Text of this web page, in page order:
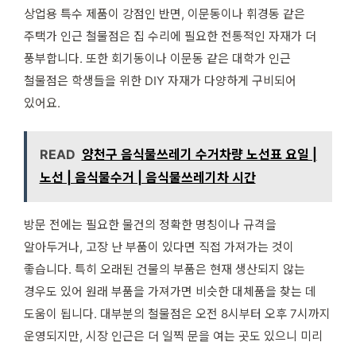
상업용 특수 제품이 강점인 반면, 이문동이나 휘경동 같은
주택가 인근 철물점은 집 수리에 필요한 전통적인 자재가 더
풍부합니다. 또한 회기동이나 이문동 같은 대학가 인근
철물점은 학생들을 위한 DIY 자재가 다양하게 구비되어
있어요.
READ 양천구 음식물쓰레기 수거차량 노선표 요일 |
노선 | 음식물수거 | 음식물쓰레기차 시간
방문 전에는 필요한 물건의 정확한 명칭이나 규격을
알아두거나, 고장 난 부품이 있다면 직접 가져가는 것이
좋습니다. 특히 오래된 건물의 부품은 현재 생산되지 않는
경우도 있어 원래 부품을 가져가면 비슷한 대체품을 찾는 데
도움이 됩니다. 대부분의 철물점은 오전 8시부터 오후 7시까지
운영되지만, 시장 인근은 더 일찍 문을 여는 곳도 있으니 미리